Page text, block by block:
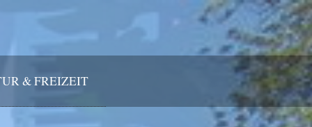
& FREIZEIT